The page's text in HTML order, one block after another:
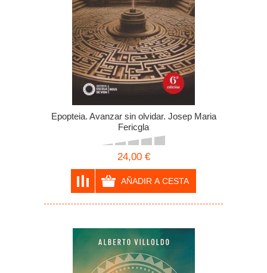
Epopteia. Avanzar sin olvidar. Josep Maria
Fericgla
24,00 €